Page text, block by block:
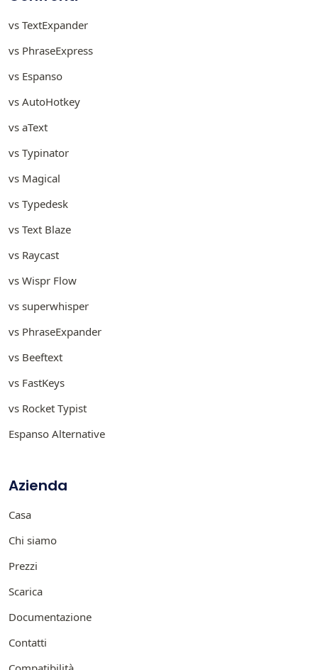
vs TextExpander
vs PhraseExpress
vs Espanso
vs AutoHotkey
vs aText
vs Typinator
vs Magical
vs Typedesk
vs Text Blaze
vs Raycast
vs Wispr Flow
vs superwhisper
vs PhraseExpander
vs Beeftext
vs FastKeys
vs Rocket Typist
Espanso Alternative
Azienda
Casa
Chi siamo
Prezzi
Scarica
Documentazione
Contatti